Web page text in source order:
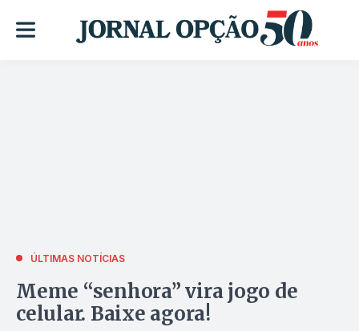
ÚLTIMAS NOTÍCIAS
Meme “senhora” vira jogo de
celular. Baixe agora!